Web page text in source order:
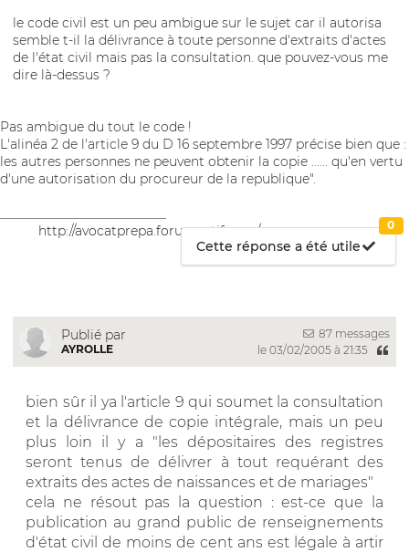
le code civil est un peu ambigue sur le sujet car il autorisa
semble t-il la délivrance à toute personne d'extraits d'actes
de l'état civil mais pas la consultation. que pouvez-vous me
dire là-dessus ?
Pas ambigue du tout le code !
L'alinéa 2 de l'article 9 du D 16 septembre 1997 précise bien que :
les autres personnes ne peuvent obtenir la copie ...... qu'en vertu
d'une autorisation du procureur de la republique".
http://avocatprepa.forumactif.com/
Cette réponse a été utile
0
Publié par
AYROLLE
87 messages
le 03/02/2005 à 21:35
bien sûr il ya l'article 9 qui soumet la consultation
et la délivrance de copie intégrale, mais un peu
plus loin il y a "les dépositaires des registres
seront tenus de délivrer à tout requérant des
extraits des actes de naissances et de mariages"
cela ne résout pas la question : est-ce que la
publication au grand public de renseignements
d'état civil de moins de cent ans est légale à artir